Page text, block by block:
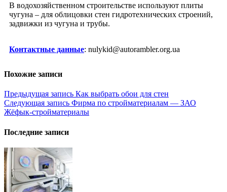
В водохозяйственном строительстве используют плиты
чугуна – для облицовки стен гидротехнических строений,
задвижки из чугуна и трубы.
Контактные данные: nulykid@autorambler.org.ua
Похожие записи
Навигация
по
Предыдущая запись Как выбрать обои для стен
Следующая запись Фирма по стройматериалам — ЗАО
Жёфык-стройматериалы
Последние записи